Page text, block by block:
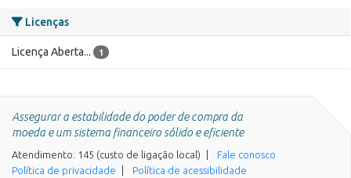
Licenças
Licença Aberta... 1
Assegurar a estabilidade do poder de compra da
moeda e um sistema financeiro sólido e eficiente
Atendimento: 145 (custo de ligação local)
Fale conosco
Política de privacidade
Política de acessibilidade